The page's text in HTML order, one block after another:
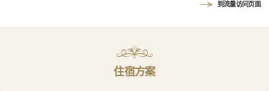
到流量访问页面
住宿方案